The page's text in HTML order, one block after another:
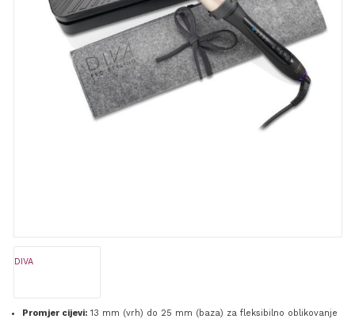
DIVA
Promjer cijevi:13 mm (vrh) do 25 mm (baza) za fleksibilno oblikovanje